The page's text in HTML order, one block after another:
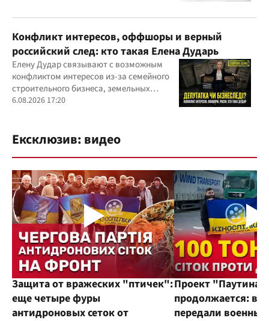
Конфликт интересов, оффшоры и верный
российский след: кто такая Елена Дударь
Елену Дудар связывают с возможным
конфликтом интересов из-за семейного
строительного бизнеса, земельных
скандалов, судебных дел
6.08.2026 17:20
Ексклюзив: видео
Защита от вражеских "птичек":
еще четыре фуры
антидроновых сеток от
Проект "Паутина"
продолжается:
передали